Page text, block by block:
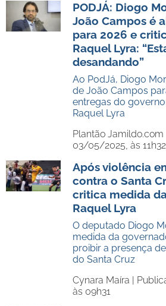
PODJÁ: Diogo
João Campos é
para 2026 e
Raquel Lyra:
desandando”
Ao PodJá, Diogo
de João Campos
entregas do
Raquel Lyra
Plantão Jamildo.com
03/05/2025, às 11h32
Após violência
contra o Santa
critica medida
Raquel Lyra
O deputado Diogo
medida da
proibir a presença
do Santa Cruz
Cynara Maíra |
às 09h31